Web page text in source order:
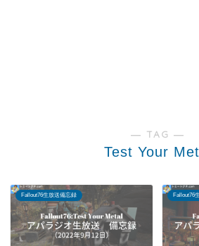
― TAG ―
Test Your
Fallout76生放送備忘録 Fallout76